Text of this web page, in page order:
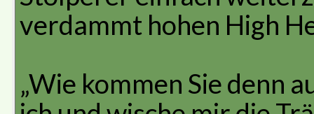
verdammt hohen High
„Wie kommen Sie denn